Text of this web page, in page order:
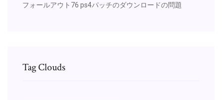
フォールアウト76 ps4パッチのダウンロードの問題
Tag Clouds